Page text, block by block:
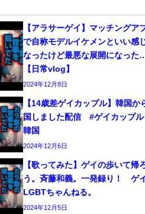
【アラサーゲイ】マッチングア
で自称モデルイケメンといい感
なったけど最悪な展開になった
【日常vlog】
2024年12月8日
【14歳差ゲイカップル】韓国か
国しました配信 #ゲイカップル
韓国
2024年12月6日
【歌ってみた】ゲイの歩いて帰
う。斉藤和義。一発録り！
LGBTちゃんねる。
2024年12月5日